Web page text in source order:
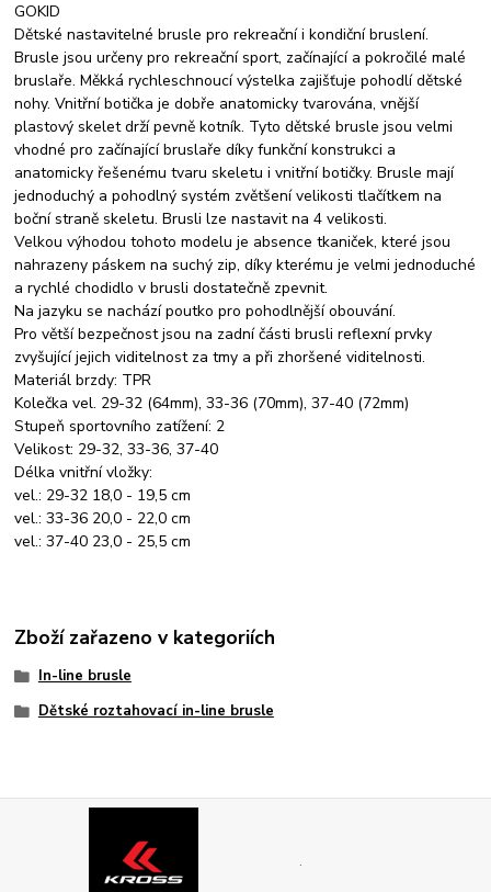
GOKID
Dětské nastavitelné brusle pro rekreační i kondiční bruslení.
Brusle jsou určeny pro rekreační sport, začínající a pokročilé malé
bruslaře. Měkká rychleschnoucí výstelka zajišťuje pohodlí dětské
nohy. Vnitřní botička je dobře anatomicky tvarována, vnější
plastový skelet drží pevně kotník. Tyto dětské brusle jsou velmi
vhodné pro začínající bruslaře díky funkční konstrukci a
anatomicky řešenému tvaru skeletu i vnitřní botičky. Brusle mají
jednoduchý a pohodlný systém zvětšení velikosti tlačítkem na
boční straně skeletu. Brusli lze nastavit na 4 velikosti.
Velkou výhodou tohoto modelu je absence tkaniček, které jsou
nahrazeny páskem na suchý zip, díky kterému je velmi jednoduché
a rychlé chodidlo v brusli dostatečně zpevnit.
Na jazyku se nachází poutko pro pohodlnější obouvání.
Pro větší bezpečnost jsou na zadní části brusli reflexní prvky
zvyšující jejich viditelnost za tmy a při zhoršené viditelnosti.
Materiál brzdy: TPR
Kolečka vel. 29-32 (64mm), 33-36 (70mm), 37-40 (72mm)
Stupeň sportovního zatížení: 2
Velikost: 29-32, 33-36, 37-40
Délka vnitřní vložky:
vel.: 29-32 18,0 - 19,5 cm
vel.: 33-36 20,0 - 22,0 cm
vel.: 37-40 23,0 - 25,5 cm
Zboží zařazeno v kategoriích
In-line brusle
Dětské roztahovací in-line brusle
.